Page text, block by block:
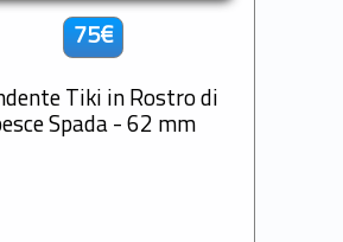
75€
Tiki in Rostro di
Spada - 62 mm